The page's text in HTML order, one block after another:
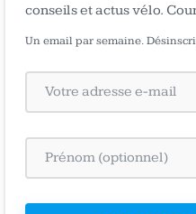
conseils et actus vélo.
Un email par semaine.